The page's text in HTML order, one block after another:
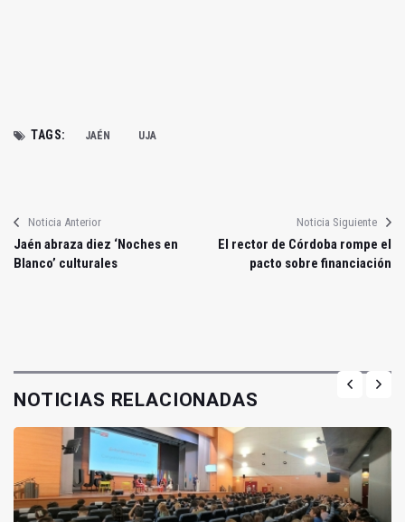
TAGS: JAÉN UJA
Noticia Anterior
Jaén abraza diez ‘Noches en
Blanco’ culturales
Noticia Siguiente
El rector de Córdoba rompe el
pacto sobre financiación
NOTICIAS RELACIONADAS